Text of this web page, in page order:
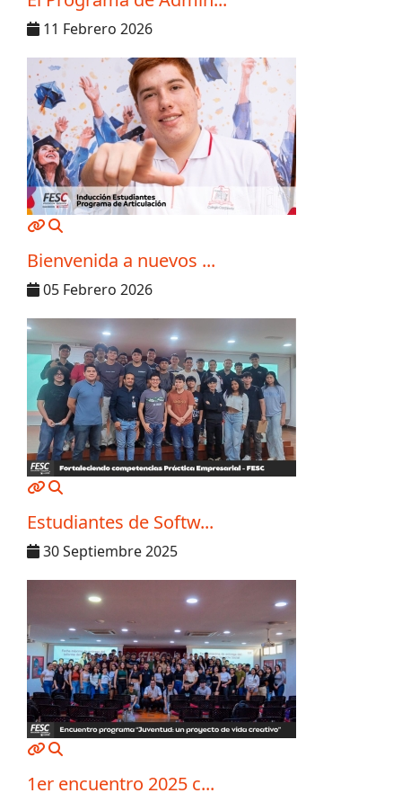
11 Febrero 2026
MOD_JTCS_VIEW_ARTICLE_LINK
Bienvenida a nuevos ...
05 Febrero 2026
MOD_JTCS_VIEW_ARTICLE_LINK
Estudiantes de Softw...
30 Septiembre 2025
MOD_JTCS_VIEW_ARTICLE_LINK
1er encuentro 2025 c...